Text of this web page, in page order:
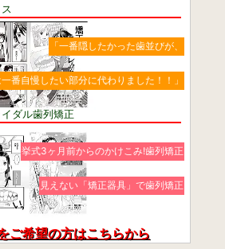
「一番隠したかった歯並びが、
番自慢したい部分に代わりました！！」
ダル歯列矯正
挙式3ヶ月前からのかけこみ!歯列矯正
見えない「矯正器具」で歯列矯正
ご希望の方はこちらから